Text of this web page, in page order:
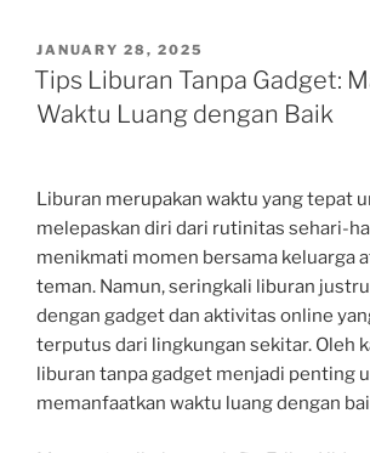
POSTED
ON
JANUARY 28, 2025
Tips Liburan Tanpa Gadget:
Waktu Luang dengan Baik
Liburan merupakan waktu yang tepat
melepaskan diri dari rutinitas sehari-
menikmati momen bersama keluarga
teman. Namun, seringkali liburan
dengan gadget dan aktivitas online
terputus dari lingkungan sekitar. Oleh
liburan tanpa gadget menjadi penting
memanfaatkan waktu luang dengan